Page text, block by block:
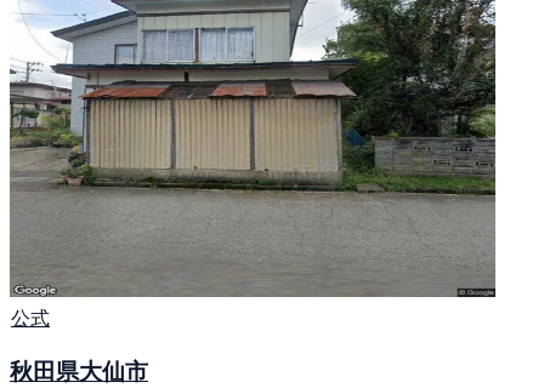
公式
秋田県大仙市